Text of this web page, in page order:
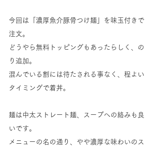
今回は「濃厚魚介豚骨つけ麺」を味玉付きで
注文。
どうやら無料トッピングもあったらしく、の
り追加。
混んでいる割には待たされる事なく、程よい
タイミングで着丼。
麺は中太ストレート麺、スープへの絡みも良
いです。
メニューの名の通り、やや濃厚な味わいのス